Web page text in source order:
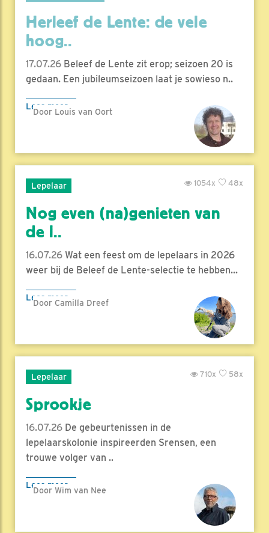
Herleef de Lente: de vele
hoog..
17.07.26 Beleef de Lente zit erop; seizoen 20 is
gedaan. Een jubileumseizoen laat je sowieso n..
Lees meer
Door Louis van Oort
Lepelaar 48x
1054x
Nog even (na)genieten van
de l..
16.07.26 Wat een feest om de lepelaars in 2026
weer bij de Beleef de Lente-selectie te hebben...
Lees meer
Door Camilla Dreef
Lepelaar 58x
710x
Sprookje
16.07.26 De gebeurtenissen in de
lepelaarskolonie inspireerden Srensen, een
trouwe volger van ..
Lees meer
Door Wim van Nee